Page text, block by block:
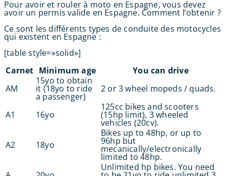
Pour avoir et rouler à moto en Espagne, vous devez
avoir un permis valide en Espagne. Comment l’obtenir ?
Ce sont les différents types de conduite des motocycles
qui existent en Espagne :
[table style=»solid»]
Carnet Minimum age
You can drive
AM
15yo to obtain
it (18yo to ride
a passenger)
2 or 3 wheel mopeds / quads.
A1 16yo
125cc bikes and scooters
(15hp limit), 3 wheeled
vehicles (20cv).
A2
18yo
Bikes up to 48hp, or up to
96hp but
mecanically/electronically
limited to 48hp.
Unlimited hp bikes. You need